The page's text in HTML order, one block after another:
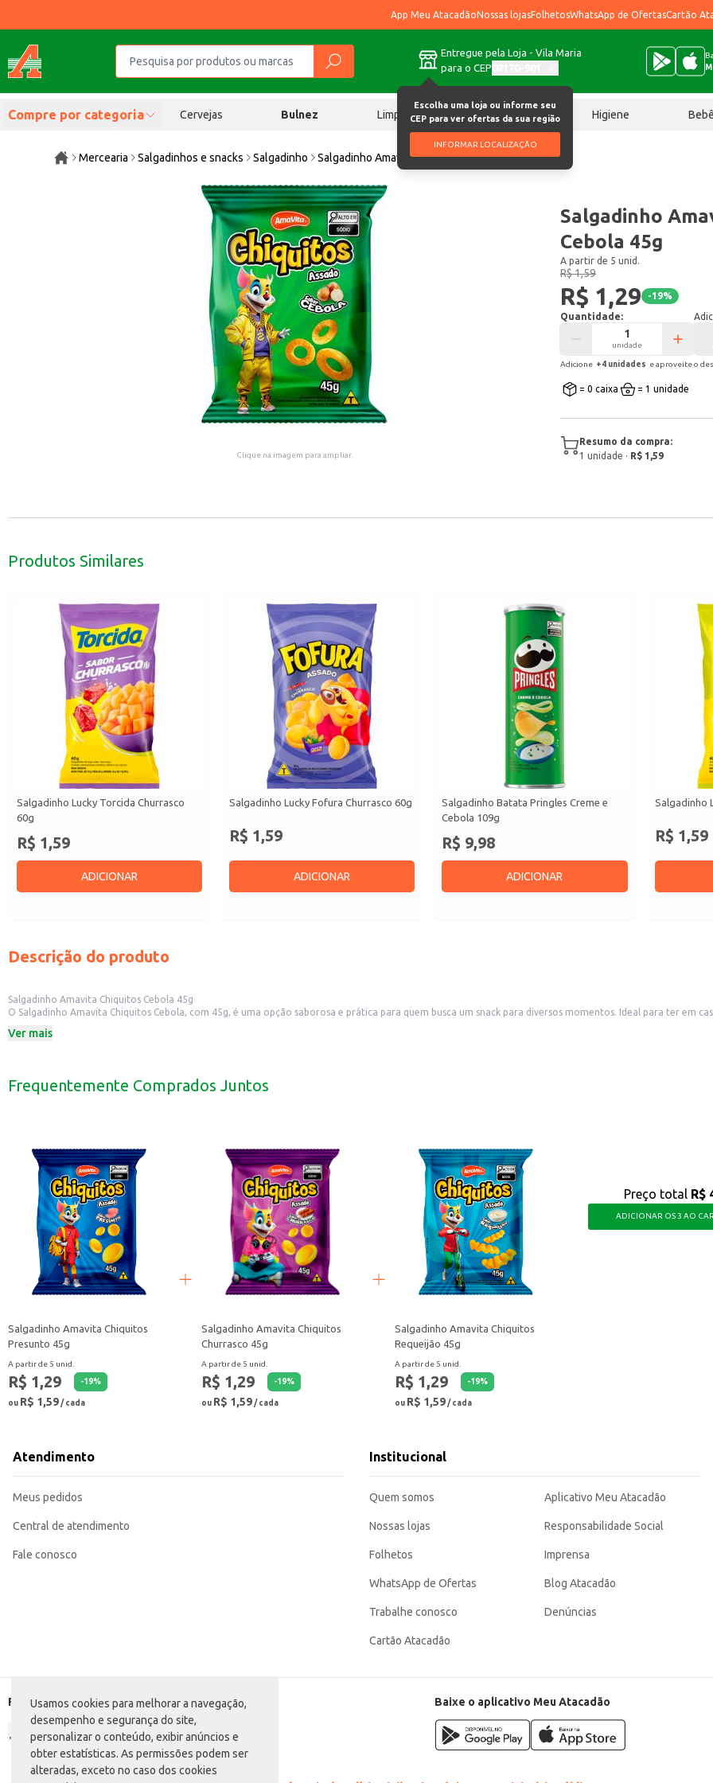
Usamos cookies para melhorar a navegação,
desempenho e segurança do site,
personalizar o conteúdo, exibir anúncios e
obter estatísticas. As permissões podem ser
alteradas, exceto no caso dos cookies
App Meu AtacadãoNossas lojasFolhetosWhatsApp de OfertasCartão
Entregue pela Loja - Vila Maria
para o CEP
Escolha uma loja ou informe seu
CEP para ver ofertas da sua região
INFORMAR LOCALIZAÇÃO
Compre por categoria Cervejas Bulnez Limpeza Chocolates Higiene
Mercearia Salgadinhos e snacks Salgadinho Salgadinho Amavita Chiquitos Cebola 45g
Clique na imagem para ampliar.
Salgadinho
Cebola 45g
A partir de 5 unid.
R$ 1,59
R$ 1,29 -19%
Quantidade:
unidade
Adicione +4 unidades e aproveite o
= 0 caixa = 1 unidade
Resumo da compra:
1 unidade · R$ 1,59
Produtos Similares
Salgadinho Lucky Torcida Churrasco
60g
R$ 1,59
ADICIONAR
Salgadinho Lucky Fofura Churrasco 60g
R$ 1,59
ADICIONAR
Salgadinho Batata Pringles Creme e
Cebola 109g
R$ 9,98
ADICIONAR
Salgadinho
R$ 1,59
Descrição do produto
Salgadinho Amavita Chiquitos Cebola 45g
O Salgadinho Amavita Chiquitos Cebola, com 45g, é uma opção saborosa e prática para quem busca um snack para diversos momentos. Ideal para ter em
Dicas de Uso:
Excelente para revenda em estabelecimentos comerciais.
Ver mais
Frequentemente Comprados Juntos
Salgadinho Amavita Chiquitos
Presunto 45g
A partir de 5 unid.
R$ 1,29 -19%
ou R$ 1,59/ cada
Salgadinho Amavita Chiquitos
Churrasco 45g
A partir de 5 unid.
R$ 1,29 -19%
ou R$ 1,59/ cada
Salgadinho Amavita Chiquitos
Requeijão 45g
A partir de 5 unid.
R$ 1,29 -19%
ou R$ 1,59/ cada
Preço total R$
ADICIONAR OS 3 AO
Atendimento
Meus pedidos
Central de atendimento
Fale conosco
Institucional
Quem somos
Nossas lojas
Folhetos
WhatsApp de Ofertas
Trabalhe conosco
Cartão Atacadão
Aplicativo Meu Atacadão
Responsabilidade Social
Imprensa
Blog Atacadão
Denúncias
Formas de pagamento Baixe o aplicativo Meu Atacadão